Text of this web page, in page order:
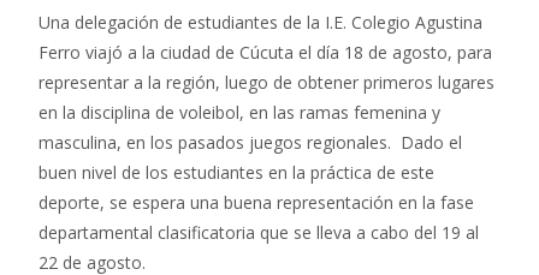
Una delegación de estudiantes de la I.E. Colegio Agustina
Ferro viajó a la ciudad de Cúcuta el día 18 de agosto, para
representar a la región, luego de obtener primeros lugares
en la disciplina de voleibol, en las ramas femenina y
masculina, en los pasados juegos regionales. Dado el
buen nivel de los estudiantes en la práctica de este
deporte, se espera una buena representación en la fase
departamental clasificatoria que se lleva a cabo del 19 al
22 de agosto.